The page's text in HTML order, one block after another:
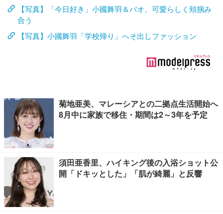
【写真】「今日好き」小國舞羽＆バオ、可愛らしく頬掴み
合う
【写真】小國舞羽「学校帰り」へそ出しファッション
菊地亜美、マレーシアとの二拠点生活開始へ
8月中に家族で移住・期間は2～3年を予定
須田亜香里、ハイキング後の入浴ショット公
開「ドキッとした」「肌が綺麗」と反響